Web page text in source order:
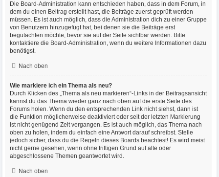
Die Board-Administration kann entschieden haben, dass in dem Forum, in
dem du einen Beitrag erstellt hast, die Beiträge zuerst geprüft werden
müssen. Es ist auch möglich, dass die Administration dich zu einer Gruppe
von Benutzern hinzugefügt hat, bei denen sie die Beiträge erst
begutachten möchte, bevor sie auf der Seite sichtbar werden. Bitte
kontaktiere die Board-Administration, wenn du weitere Informationen dazu
benötigst.
Nach oben
Wie markiere ich ein Thema als neu?
Durch Klicken des „Thema als neu markieren“-Links in der Beitragsansicht
kannst du das Thema wieder ganz nach oben auf die erste Seite des
Forums holen. Wenn du den entsprechenden Link nicht siehst, dann ist
die Funktion möglicherweise deaktiviert oder seit der letzten Markierung
ist nicht genügend Zeit vergangen. Es ist auch möglich, das Thema nach
oben zu holen, indem du einfach eine Antwort darauf schreibst. Stelle
jedoch sicher, dass du die Regeln dieses Boards beachtest! Es wird meist
nicht gerne gesehen, wenn ohne triftigen Grund auf alte oder
abgeschlossene Themen geantwortet wird.
Nach oben